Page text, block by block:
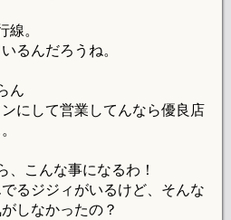
線。
るんだろうね。
ん
にして営業してんなら優良店
、こんな事になるわ！
るジジィがいるけど、そんな
しなかったの？